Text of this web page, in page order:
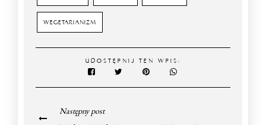
WEGETARIANIZM
UDOSTĘPNIJ TEN WPIS:
Następny post